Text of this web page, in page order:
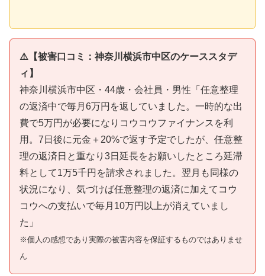
⚠️【被害口コミ：神奈川横浜市中区のケーススタデ
ィ】
神奈川横浜市中区・44歳・会社員・男性「任意整理
の返済中で毎月6万円を返していました。一時的な出
費で5万円が必要になりコウコウファイナンスを利
用。7日後に元金＋20%で返す予定でしたが、任意整
理の返済日と重なり3日延長をお願いしたところ延滞
料として1万5千円を請求されました。翌月も同様の
状況になり、気づけば任意整理の返済に加えてコウ
コウへの支払いで毎月10万円以上が消えていまし
た」
※個人の感想であり実際の被害内容を保証するものではありませ
ん